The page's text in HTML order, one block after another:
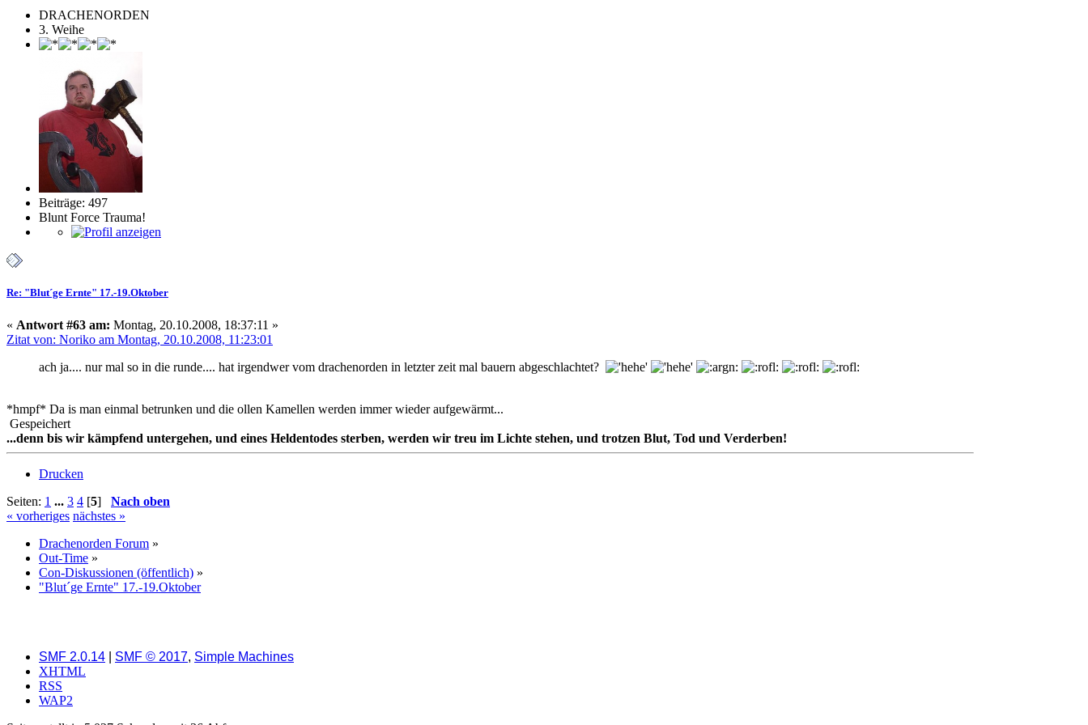
DRACHENORDEN
3. Weihe
Beiträge: 497
Blunt Force Trauma!
Re: "Blut´ge Ernte" 17.-19.Oktober
« Antwort #63 am: Montag, 20.10.2008, 18:37:11 »
Zitat von: Noriko am Montag, 20.10.2008, 11:23:01
ach ja.... nur mal so in die runde.... hat irgendwer vom drachenorden in letzter zeit mal bauern abgeschlachtet?
*hmpf* Da is man einmal betrunken und die ollen Kamellen werden immer wieder aufgewärmt...
Gespeichert
...denn bis wir kämpfend untergehen, und eines Heldentodes sterben, werden wir treu im Lichte stehen, und trotzen Blut, Tod und Verderben!
Drucken
Seiten: 1 ... 3 4 [5] Nach oben
« vorheriges nächstes »
Drachenorden Forum »
Out-Time »
Con-Diskussionen (öffentlich) »
"Blut´ge Ernte" 17.-19.Oktober
SMF 2.0.14 SMF © 2017, Simple Machines
XHTML
RSS
WAP2